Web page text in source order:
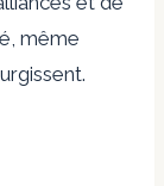
même